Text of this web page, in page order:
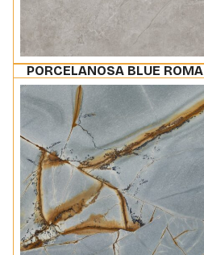
PORCELANOSA BLUE ROMA